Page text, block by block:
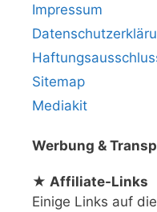
Impressum
Sitemap
Mediakit
Werbung &
★ Affiliate-Links
Einige Links auf